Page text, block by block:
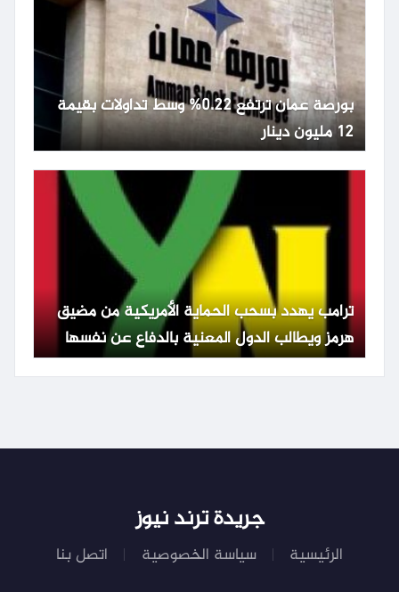
بورصة عمان ترتفع 0.22% وسط تداولات بقيمة
12 مليون دينار
ترامب يهدد بسحب الحماية الأمريكية من مضيق
هرمز ويطالب الدول المعنية بالدفاع عن نفسها
جريدة ترند نيوز
الرئيسية سياسة الخصوصية اتصل بنا